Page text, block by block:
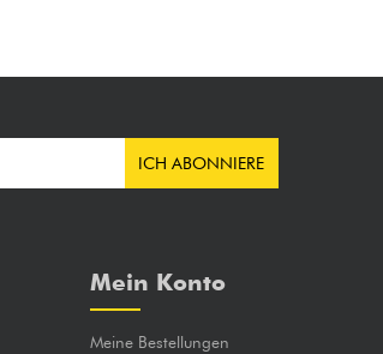
ICH ABONNIERE
Mein Konto
Meine Bestellungen